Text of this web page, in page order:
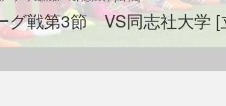
戦第3節 VS同志社大学 [